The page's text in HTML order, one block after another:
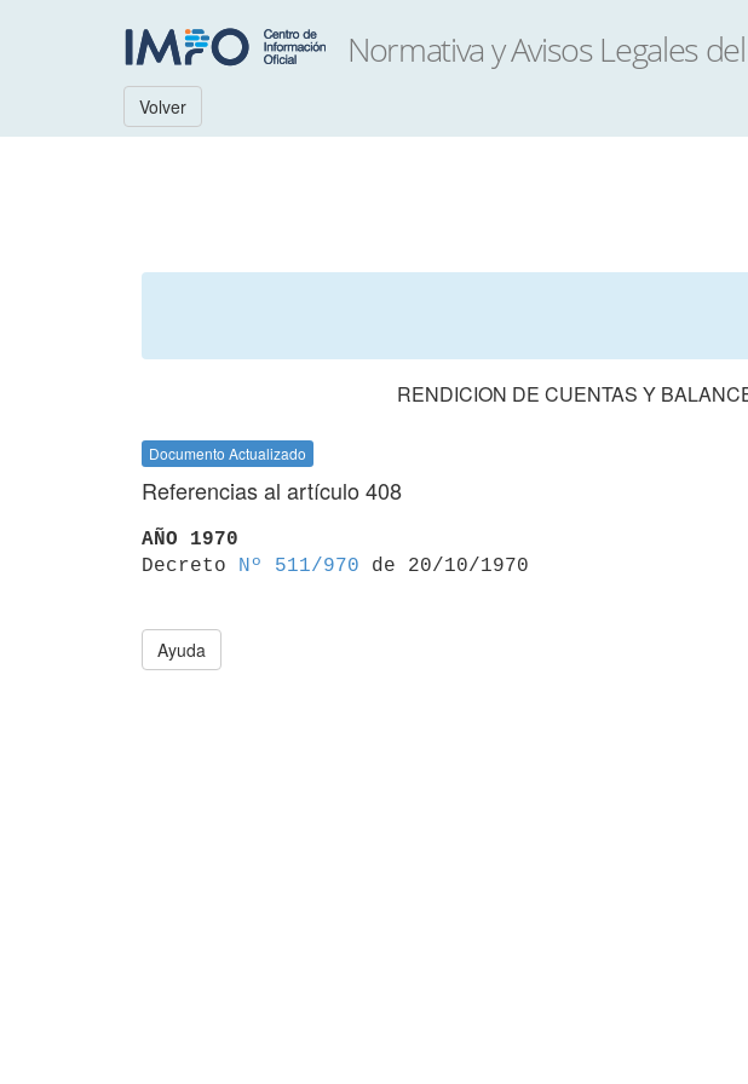
Volver
RENDICION DE CUENTAS Y
Documento Actualizado
Referencias al artículo 408
AÑO 1970
Decreto
Nº 511/970
Ayuda